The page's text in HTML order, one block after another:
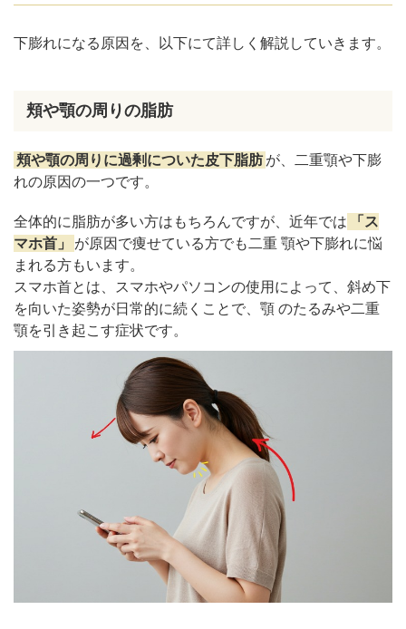
下膨れを解消する美容整形
ヒアルロン酸リフト
脂肪吸引注射
脂肪吸引注射の症例写真
バッカルファット除去
バッカルファット除去の症例写真
エラボトックス
エラボトックスの症例写真
整形以外でできる下膨れ解消法
適度な運動
顔のマッサージ
広頚筋のエクササイズ
視覚的な工夫
髪型の工夫
メイクの工夫
アクセサリーの工夫
日常生活での注意点（姿勢と癖）
下膨れになる原因を、以下にて詳しく解説していきます。
頬や顎の周りの脂肪
頬や顎の周りに過剰についた皮下脂肪 が、二重顎や下膨
れの原因の一つです。
全体的に脂肪が多い方はもちろんですが、近年では
「ス
マホ首」
が原因で痩せている方でも二重 顎や下膨れに悩
まれる方もいます。
スマホ首とは、スマホやパソコンの使用によって、斜め下
を向いた姿勢が日常的に続くことで、顎 のたるみや二重
顎を引き起こす症状です。